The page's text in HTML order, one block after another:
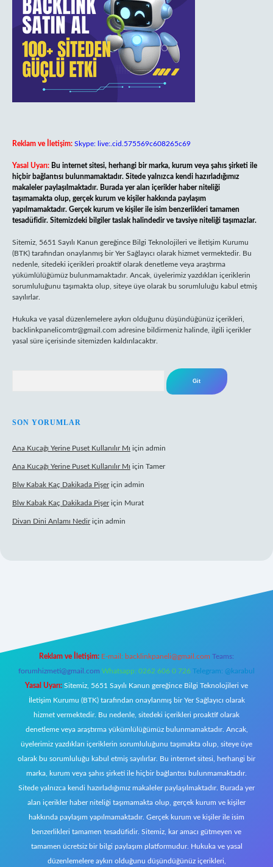
Reklam ve İletişim: Skype: live:.cid.575569c608265c69
Yasal Uyarı: Bu internet sitesi, herhangi bir marka, kurum veya şahıs şirketi ile
hiçbir bağlantısı bulunmamaktadır. Sitede yalnızca kendi hazırladığımız
makaleler paylaşılmaktadır. Burada yer alan içerikler haber niteliği
taşımamakta olup, gerçek kurum ve kişiler hakkında paylaşım
yapılmamaktadır. Gerçek kurum ve kişiler ile isim benzerlikleri tamamen
tesadüfidir. Sitemizdeki bilgiler taslak halindedir ve tavsiye niteliği taşımazlar.
Sitemiz, 5651 Sayılı Kanun gereğince Bilgi Teknolojileri ve İletişim Kurumu
(BTK) tarafından onaylanmış bir Yer Sağlayıcı olarak hizmet vermektedir. Bu
nedenle, sitedeki içerikleri proaktif olarak denetleme veya araştırma
yükümlülüğümüz bulunmamaktadır. Ancak, üyelerimiz yazdıkları içeriklerin
sorumluluğunu taşımakta olup, siteye üye olarak bu sorumluluğu kabul etmiş
sayılırlar.
Hukuka ve yasal düzenlemelere aykırı olduğunu düşündüğünüz içerikleri,
backlinkpanelicomtr@gmail.com adresine bildirmeniz halinde, ilgili içerikler
yasal süre içerisinde sitemizden kaldırılacaktır.
SON YORUMLAR
Ana Kucağı Yerine Puset Kullanılır Mı için admin
Ana Kucağı Yerine Puset Kullanılır Mı için Tamer
Blw Kabak Kaç Dakikada Pişeriçin admin
Blw Kabak Kaç Dakikada Pişeriçin Murat
Divan Dini Anlamı Nediriçin admin
Reklam ve İletişim: E-mail: backlinkpaneli@gmail.com Teams:
forumhizmeti@gmail.com Whatsapp: 0262 606 0 726 Telegram: @karabul
Yasal Uyarı: Sitemiz, 5651 Sayılı Kanun gereğince Bilgi Teknolojileri ve
İletişim Kurumu (BTK) tarafından onaylanmış bir Yer Sağlayıcı olarak
hizmet vermektedir. Bu nedenle, sitedeki içerikleri proaktif olarak
denetleme veya araştırma yükümlülüğümüz bulunmamaktadır. Ancak,
üyelerimiz yazdıkları içeriklerin sorumluluğunu taşımakta olup, siteye üye
olarak bu sorumluluğu kabul etmiş sayılırlar. Bu internet sitesi, herhangi bir
marka, kurum veya şahıs şirketi ile hiçbir bağlantısı bulunmamaktadır.
Sitede yalnızca kendi hazırladığımız makaleler paylaşılmaktadır. Burada yer
alan içerikler haber niteliği taşımamakta olup, gerçek kurum ve kişiler
hakkında paylaşım yapılmamaktadır. Gerçek kurum ve kişiler ile isim
benzerlikleri tamamen tesadüfidir. Sitemiz, kar amacı gütmeyen ve
tamamen ücretsiz bir bilgi paylaşım platformudur. Hukuka ve yasal
düzenlemelere aykırı olduğunu düşündüğünüz içerikleri,